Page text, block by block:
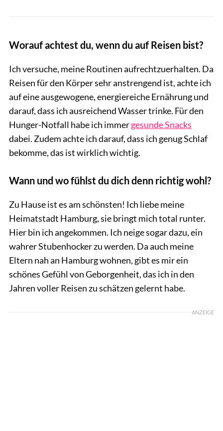
Worauf achtest du, wenn du auf Reisen bist?
Ich versuche, meine Routinen aufrechtzuerhalten. Da
Reisen für den Körper sehr anstrengend ist, achte ich
auf eine ausgewogene, energiereiche Ernährung und
darauf, dass ich ausreichend Wasser trinke. Für den
Hunger-Notfall habe ich immergesunde Snacks
dabei. Zudem achte ich darauf, dass ich genug Schlaf
bekomme, das ist wirklich wichtig.
Wann und wo fühlst du dich denn richtig wohl?
Zu Hause ist es am schönsten! Ich liebe meine
Heimatstadt Hamburg, sie bringt mich total runter.
Hier bin ich angekommen. Ich neige sogar dazu, ein
wahrer Stubenhocker zu werden. Da auch meine
Eltern nah an Hamburg wohnen, gibt es mir ein
schönes Gefühl von Geborgenheit, das ich in den
Jahren voller Reisen zu schätzen gelernt habe.
ANZEIGE